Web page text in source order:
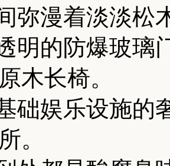
弥漫着淡淡松
明的防爆玻璃
木长椅。
础娱乐设施的
。